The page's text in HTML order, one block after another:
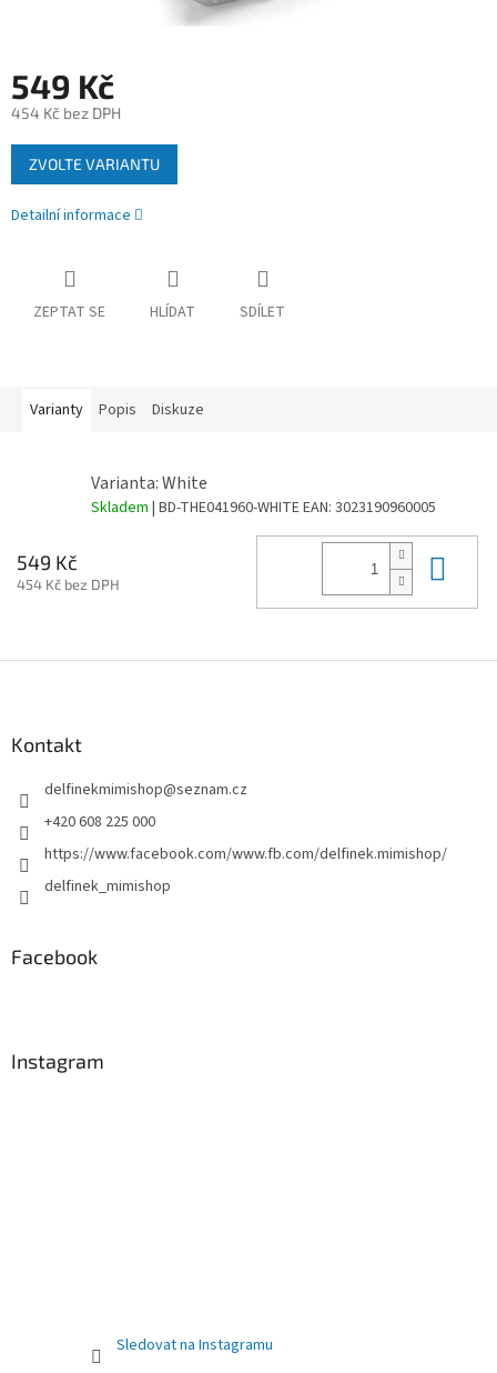
549 Kč
454 Kč bez DPH
Měrná
cena:
ZVOLTE VARIANTU
Detailní informace
ZEPTAT SE HLÍDAT SDÍLET
Varianty Popis Diskuze
Varianta: White
Skladem | BD-THE041960-WHITEEAN: 3023190960005
549 Kč
454 Kč bez DPH
Kontakt
delfinekmimishop@seznam.cz
+420 608 225 000
https://www.facebook.com/www.fb.com/delfinek.mimishop/
delfinek_mimishop
Facebook
Instagram
Sledovat na Instagramu